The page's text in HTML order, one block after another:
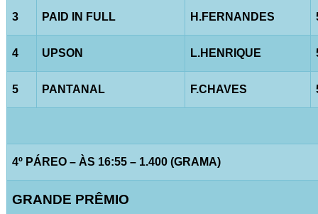
3 PAID IN FULL H.FERNANDES
4 UPSON L.HENRIQUE
5 PANTANAL F.CHAVES
4º PÁREO – ÀS 16:55 – 1.400 (GRAMA)
GRANDE PRÊMIO